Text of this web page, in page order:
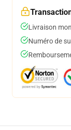
Livraison
Numéro de